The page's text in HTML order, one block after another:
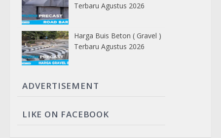
Terbaru Agustus 2026
Harga Buis Beton ( Gravel )
Terbaru Agustus 2026
ADVERTISEMENT
LIKE ON FACEBOOK